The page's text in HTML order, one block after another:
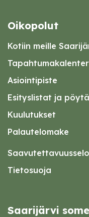
Oikopolut
Kotiin meille
Asiointipiste
Esityslistat ja
Kuulutukset
Palautelomake
Tietosuoja
Saarijärvi